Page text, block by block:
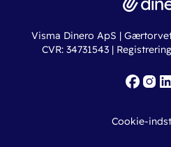
Erhvervslån
Fakturaskabeloner
Online regnskabskurser
Ny virksomhed
Iværksætterlegat
Visma Dinero ApS |
CVR: 34731543 |
Cookie-